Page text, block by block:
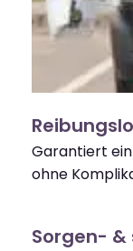
Garantiert
ohne
Sorgen-